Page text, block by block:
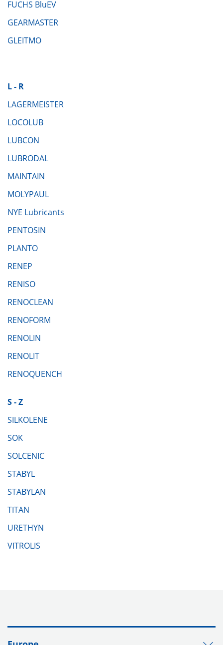
FUCHS BluEV
GEARMASTER
GLEITMO
L - R
LAGERMEISTER
LOCOLUB
LUBCON
LUBRODAL
MAINTAIN
MOLYPAUL
NYE Lubricants
PENTOSIN
PLANTO
RENEP
RENISO
RENOCLEAN
RENOFORM
RENOLIN
RENOLIT
RENOQUENCH
S - Z
SILKOLENE
SOK
SOLCENIC
STABYL
STABYLAN
TITAN
URETHYN
VITROLIS